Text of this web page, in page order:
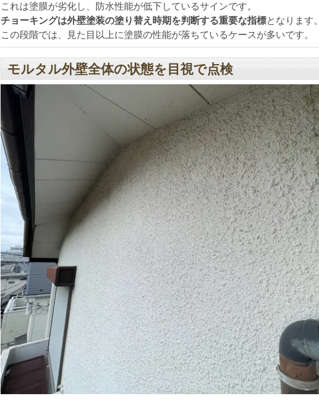
これは塗膜が劣化し、防水性能が低下しているサインです。
チョーキングは外壁塗装の塗り替え時期を判断する重要な指標となります。
この段階では、見た目以上に塗膜の性能が落ちているケースが多いです。
モルタル外壁全体の状態を目視で点検